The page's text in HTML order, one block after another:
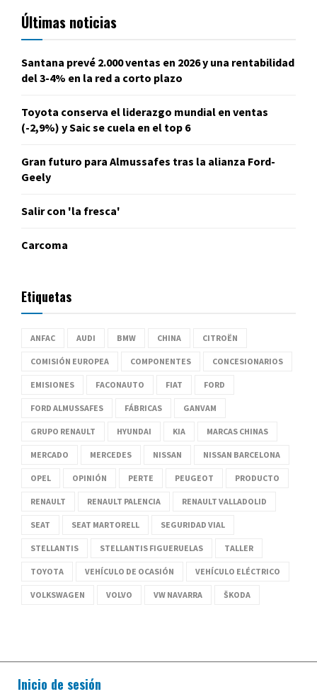
Últimas noticias
Santana prevé 2.000 ventas en 2026 y una rentabilidad
del 3-4% en la red a corto plazo
Toyota conserva el liderazgo mundial en ventas
(-2,9%) y Saic se cuela en el top 6
Gran futuro para Almussafes tras la alianza Ford-
Geely
Salir con 'la fresca'
Carcoma
Etiquetas
ANFAC AUDI BMW CHINA CITROËN
COMISIÓN EUROPEA COMPONENTES CONCESIONARIOS
EMISIONES FACONAUTO FIAT FORD
FORD ALMUSSAFES FÁBRICAS GANVAM
GRUPO RENAULT HYUNDAI KIA MARCAS CHINAS
MERCADO MERCEDES NISSAN NISSAN BARCELONA
OPEL OPINIÓN PERTE PEUGEOT PRODUCTO
RENAULT RENAULT PALENCIA RENAULT VALLADOLID
SEAT SEAT MARTORELL SEGURIDAD VIAL
STELLANTIS STELLANTIS FIGUERUELAS TALLER
TOYOTA VEHÍCULO DE OCASIÓN VEHÍCULO ELÉCTRICO
VOLKSWAGEN VOLVO VW NAVARRA ŠKODA
Inicio de sesión